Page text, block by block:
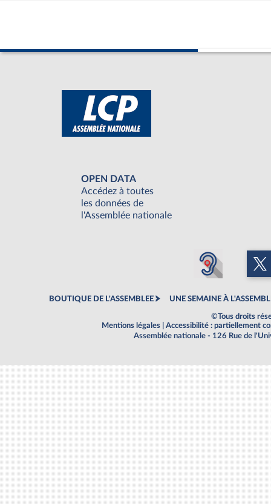
OPEN DATA
Accédez à toutes
les données de
l'Assemblée nationale
BOUTIQUE DE L'ASSEMBLEE UNE SEMAINE À
©Tous droits
Mentions légales
Accessibilité : partiellement
Assemblée nationale - 126 Rue de